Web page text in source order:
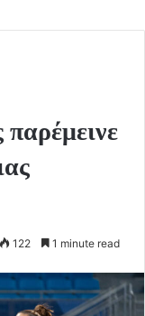
122 1 minute read